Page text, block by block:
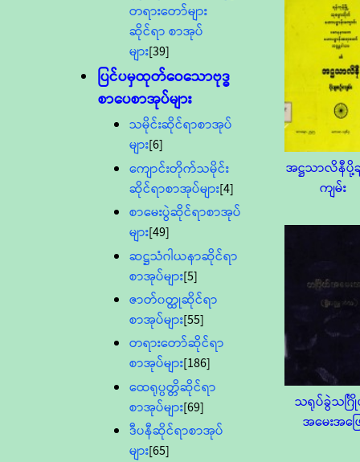
တရားတော်များ
ဆိုင်ရာ စာအုပ်
များ[39]
ပြင်ပမှထုတ်ဝေသောဗုဒ္ဓ
စာပေစာအုပ်များ
သမိုင်းဆိုင်ရာစာအုပ်
များ[6]
ကျောင်းတိုက်သမိုင်း
ဆိုင်ရာစာအုပ်များ[4]
စာမေးပွဲဆိုင်ရာစာအုပ်
များ[49]
ဆဋ္ဌသံဂါယနာဆိုင်ရာ
စာအုပ်များ[5]
ဇာတ်၀တ္ထုဆိုင်ရာ
စာအုပ်များ[55]
တရားတော်ဆိုင်ရာ
စာအုပ်များ[186]
ထေရုပ္ပတ္တိဆိုင်ရာ
စာအုပ်များ[69]
ဒီပနီဆိုင်ရာစာအုပ်
များ[65]
အဋ္ဌသာလိနီပို့
ကျမ်း
သရုပ်ခွဲသင်္ဂ
အမေးအဖြ